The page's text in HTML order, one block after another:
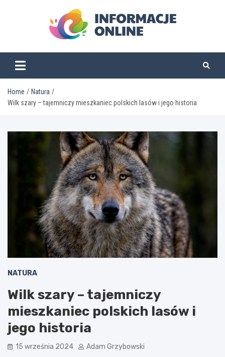
informacjeonline.pl
Home
Natura
Wilk szary – tajemniczy mieszkaniec polskich lasów i jego historia
NATURA
Wilk szary – tajemniczy
mieszkaniec polskich lasów i
jego historia
15 września 2024 Adam Grzybowski